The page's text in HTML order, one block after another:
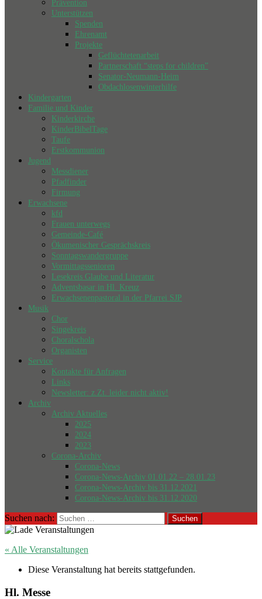
Prävention
Unterstützen
Spenden
Ehrenamt
Projekte
Geflüchtetenarbeit
Partnerschaft “steps for children”
Senator-Neumann-Heim
Obdachlosenwinterhilfe
Kindergarten
Familie und Kinder
Kinderkirche
KinderBibelTage
Taufe
Erstkommunion
Jugend
Messdiener
Pfadfinder
Firmung
Erwachsene
kfd
Frauen unterwegs
Gemeinde-Café
Ökumenischer Gesprächskreis
Sonntagswandergruppe
Vormittagssenioren
Lesekreis Glaube und Literatur
Adventsbasar in Hl. Kreuz
Erwachsenenpastoral in der Pfarrei SJP
Musik
Chor
Singekreis
Choralschola
Organisten
Service
Kontakte für Anfragen
Links
Newsletter: z.Zt. leider nicht aktiv!
Archiv
Archiv Aktuelles
2025
2024
2023
Corona-Archiv
Corona-News
Corona-News-Archiv 01.01.22 – 28.01.23
Corona-News-Archiv bis 31.12.2021
Corona-News-Archiv bis 31.12.2020
Suchen nach:
« Alle Veranstaltungen
Diese Veranstaltung hat bereits stattgefunden.
Hl. Messe